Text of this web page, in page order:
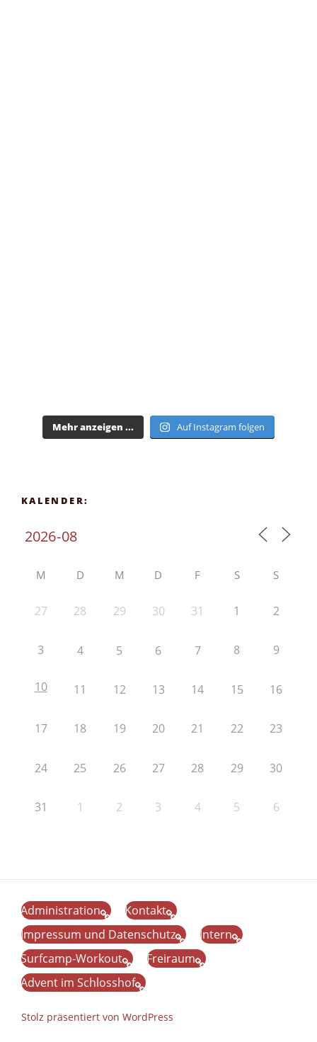
Mehr anzeigen ... Auf Instagram folgen
KALENDER:
M D M D F S S
27 28 29 30 31 1 2
3 4 5 6 7 8 9
10 11 12 13 14 15 16
17 18 19 20 21 22 23
24 25 26 27 28 29 30
31 1 2 3 4 5 6
Administration
Kontakt
Impressum und Datenschutz
Intern
Surfcamp-Workout
Freiraum
Advent im Schlosshof
Stolz präsentiert von WordPress